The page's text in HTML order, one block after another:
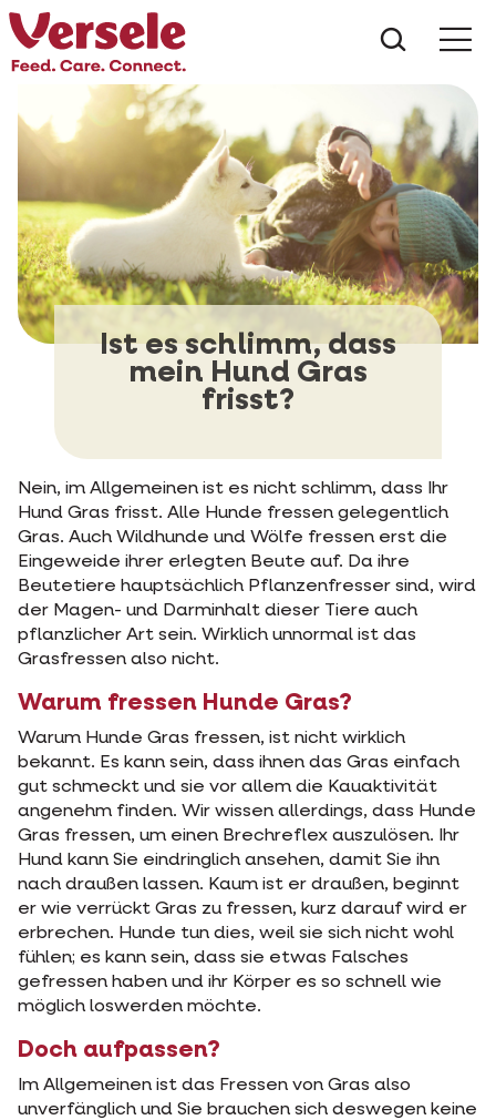
Ist es schlimm, dass
mein Hund Gras
frisst?
Nein, im Allgemeinen ist es nicht schlimm, dass Ihr
Hund Gras frisst. Alle Hunde fressen gelegentlich
Gras. Auch Wildhunde und Wölfe fressen erst die
Eingeweide ihrer erlegten Beute auf. Da ihre
Beutetiere hauptsächlich Pflanzenfresser sind, wird
der Magen- und Darminhalt dieser Tiere auch
pflanzlicher Art sein. Wirklich unnormal ist das
Grasfressen also nicht.
Warum fressen Hunde Gras?
Warum Hunde Gras fressen, ist nicht wirklich
bekannt. Es kann sein, dass ihnen das Gras einfach
gut schmeckt und sie vor allem die Kauaktivität
angenehm finden. Wir wissen allerdings, dass Hunde
Gras fressen, um einen Brechreflex auszulösen. Ihr
Hund kann Sie eindringlich ansehen, damit Sie ihn
nach draußen lassen. Kaum ist er draußen, beginnt
er wie verrückt Gras zu fressen, kurz darauf wird er
erbrechen. Hunde tun dies, weil sie sich nicht wohl
fühlen; es kann sein, dass sie etwas Falsches
gefressen haben und ihr Körper es so schnell wie
möglich loswerden möchte.
Doch aufpassen?
Im Allgemeinen ist das Fressen von Gras also
unverfänglich und Sie brauchen sich deswegen keine